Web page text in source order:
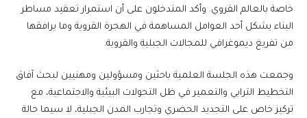
خاصة بالعالم القروي. وأكد المتدخلون على أن استمرار تعقيد مساطر
البناء يشكل أحد العوامل المساهمة في الهجرة القروية وما يرافقها
من تفريغ ديموغرافي للمجالات الجبلية والقروية.
وجمعت هذه الجلسة العلمية باحثين ومسؤولين ومهنيين لبحث آفاق
التخطيط الترابي والتعمير في ظل التحولات البيئية والاجتماعية، مع
تركيز خاص على التجديد الحضري وتجارب المدن الجبلية، لا سيما حالة